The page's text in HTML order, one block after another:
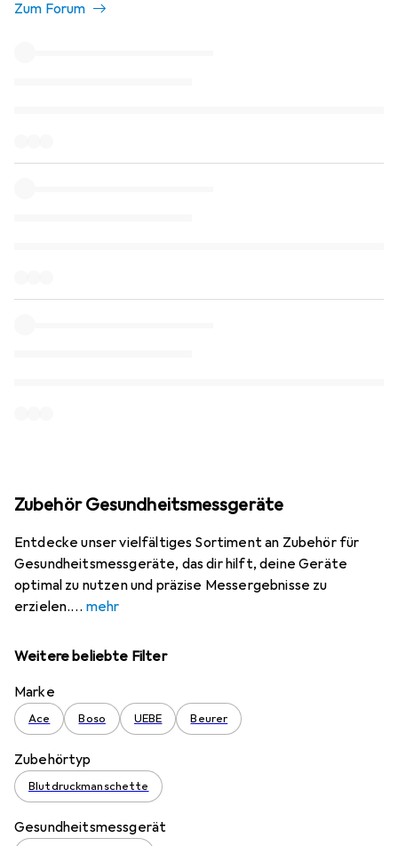
Zum Forum
Zubehör Gesundheitsmessgeräte
Entdecke unser vielfältiges Sortiment an Zubehör für
Gesundheitsmessgeräte, das dir hilft, deine Geräte
optimal zu nutzen und präzise Messergebnisse zu
erzielen.
mehr
Weitere beliebte Filter
Marke
Ace Boso UEBE Beurer
Zubehörtyp
Blutdruckmanschette
Gesundheitsmessgerät